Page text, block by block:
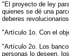
"El proyecto de ley
quienes se dé una
deberes
"Artículo 1o. Con el
"Artículo 2o. Los
personas lo deseen,